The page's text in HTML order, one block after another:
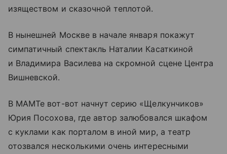
изяществом и сказочной теплотой.
В нынешней Москве в начале января покажут
симпатичный спектакль Наталии Касаткиной
и Владимира Василева на скромной сцене Центра
Вишневской.
В МАМТе вот-вот начнут серию «Щелкунчиков»
Юрия Посохова, где автор залюбовался шкафом
с куклами как порталом в иной мир, а театр
отозвался несколькими очень интересными